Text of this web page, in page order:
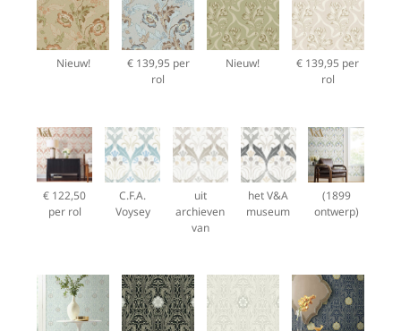
Nieuw!
€ 139,95 per
rol
Nieuw!
€ 139,95 per
rol
€ 122,50
per rol
C.F.A.
Voysey
uit
archieven
van
het V&A
museum
(1899
ontwerp)